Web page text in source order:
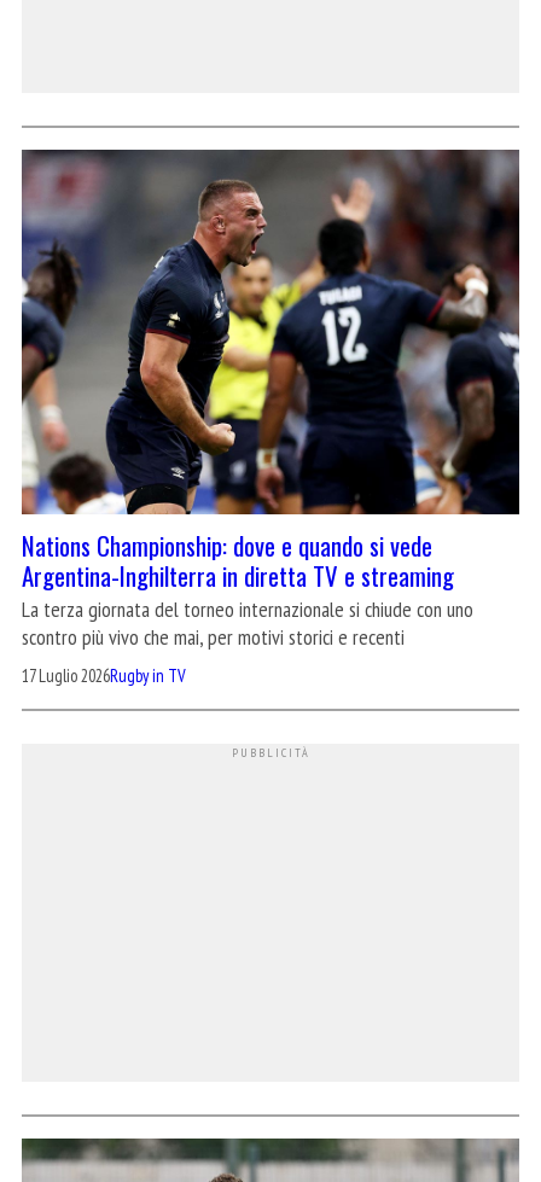
Nations Championship: dove e quando si vede
Argentina-Inghilterra in diretta TV e streaming
La terza giornata del torneo internazionale si chiude con uno
scontro più vivo che mai, per motivi storici e recenti
17 Luglio 2026Rugby in TV